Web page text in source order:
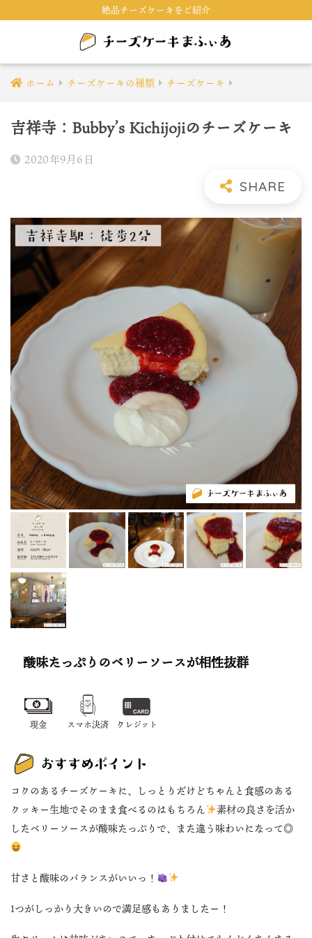
絶品チーズケーキをご紹介
ホーム チーズケーキの種類 チーズケーキ
吉祥寺：Bubby’s Kichijojiのチーズケーキ
2020年9月6日
酸味たっぷりのベリーソースが相性抜群
現金 スマホ決済 クレジット
コクのあるチーズケーキに、しっとりだけどちゃんと食感のある
クッキー生地でそのまま食べるのはもちろん
素材の良さを活か
したベリーソースが酸味たっぷりで、また違う味わいになって◎
甘さと酸味のバランスがいいっ！
1つがしっかり大きいので満足感もありましたー！